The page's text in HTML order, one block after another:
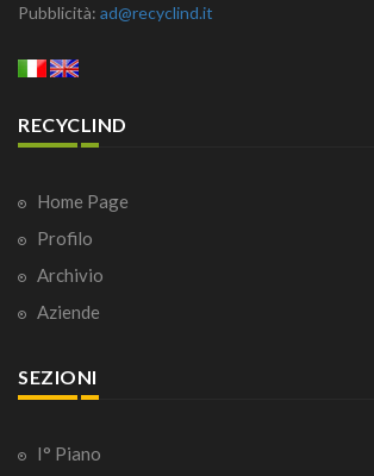
Pubblicità: ad@recyclind.it
RECYCLIND
Home Page
Profilo
Archivio
Aziende
SEZIONI
I° Piano